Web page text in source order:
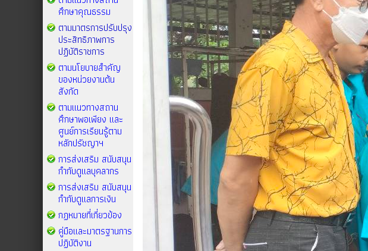
ศึกษาคุณธรรม
ตามมาตรการปรับปรุง
ประสิทธิภาพการ
ปฏิบัติราชการ
ตามนโยบายสำคัญ
ของหน่วยงานต้น
สังกัด
ตามแนวทางสถาน
ศึกษาพอเพียง และ
ศูนย์การเรียนรู้ตาม
หลักปรัชญาฯ
การส่งเสริม สนับสนุน
กำกับดูแลบุคลากร
การส่งเสริม สนับสนุน
กำกับดูแลการเงิน
กฏหมายที่เกี่ยวข้อง
คู่มือและมาตรฐานการ
ปฏิบัติงาน